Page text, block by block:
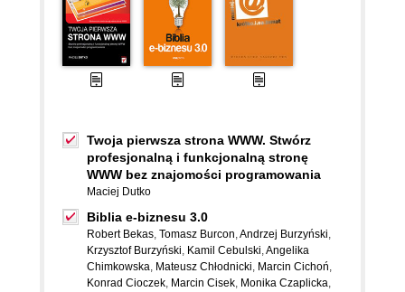
Twoja pierwsza strona WWW. Stwórz
profesjonalną i funkcjonalną stronę
WWW bez znajomości programowania
Maciej Dutko
Biblia e-biznesu 3.0
Robert Bekas, Tomasz Burcon,Andrzej Burzyński,
Krzysztof Burzyński, Kamil Cebulski,Angelika
Chimkowska, Mateusz Chłodnicki, Marcin Cichoń,
Konrad Cioczek, Marcin Cisek, Monika Czaplicka,